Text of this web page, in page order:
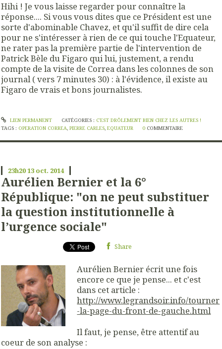
Hihi ! Je vous laisse regarder pour connaître la
réponse.... Si vous vous dites que ce Président est une
sorte d'abominable Chavez, et qu'il suffit de dire cela
pour ne s'intéresser à rien de ce qui touche l'Equateur,
ne rater pas la première partie de l'intervention de
Patrick Bèle du Figaro qui lui, justement, a rendu
compte de la visite de Correa dans les colonnes de son
journal ( vers 7 minutes 30) : à l'évidence, il existe au
Figaro de vrais et bons journalistes.
LIEN PERMANENT CATÉGORIES : C'EST DRÔLEMENT BIEN CHEZ LES AUTRES !
TAGS : OPERATION CORREA PIERRE CARLES EQUATEUR 0 COMMENTAIRE
23h2013 oct. 2014
Aurélien Bernier et la 6°
République: "on ne peut substituer
la question institutionnelle à
l’urgence sociale"
Share
Aurélien Bernier écrit une fois
encore ce que je pense... et c'est
dans cet article :
http://www.legrandsoir.info/tourner
-la-page-du-front-de-gauche.html
Il faut, je pense, être attentif au
coeur de son analyse :